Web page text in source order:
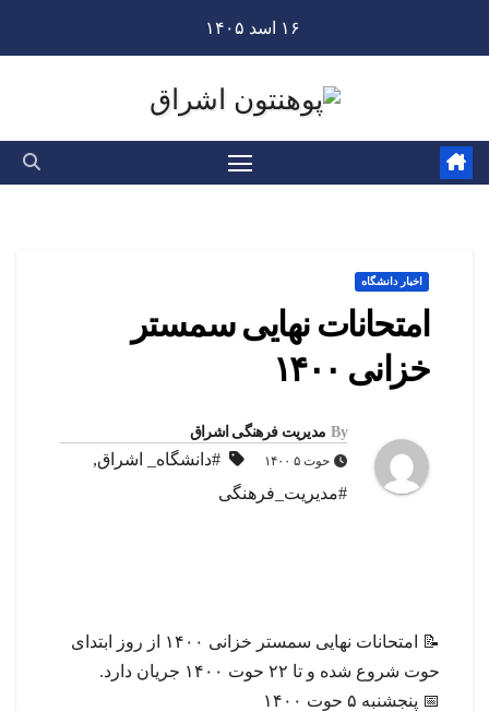
۱۶ اسد ۱۴۰۵
اخبار دانشگاه
امتحانات نهایی سمستر
خزانی ۱۴۰۰
By مدیریت فرهنگی اشراق
حوت ۵ ۱۴۰۰ #دانشگاه_ اشراق,
#مدیریت_فرهنگی
📝 امتحانات نهایی سمستر خزانی ۱۴۰۰ از روز ابتدای
حوت شروع شده و تا ۲۲ حوت ۱۴۰۰ جریان دارد.
📅 پنجشنبه ۵ حوت ۱۴۰۰